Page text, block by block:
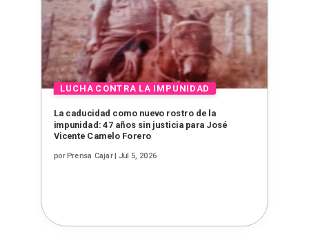
La caducidad como nuevo rostro de la
impunidad: 47 años sin justicia para José
Vicente Camelo Forero
porPrensa Cajar| Jul 5, 2026